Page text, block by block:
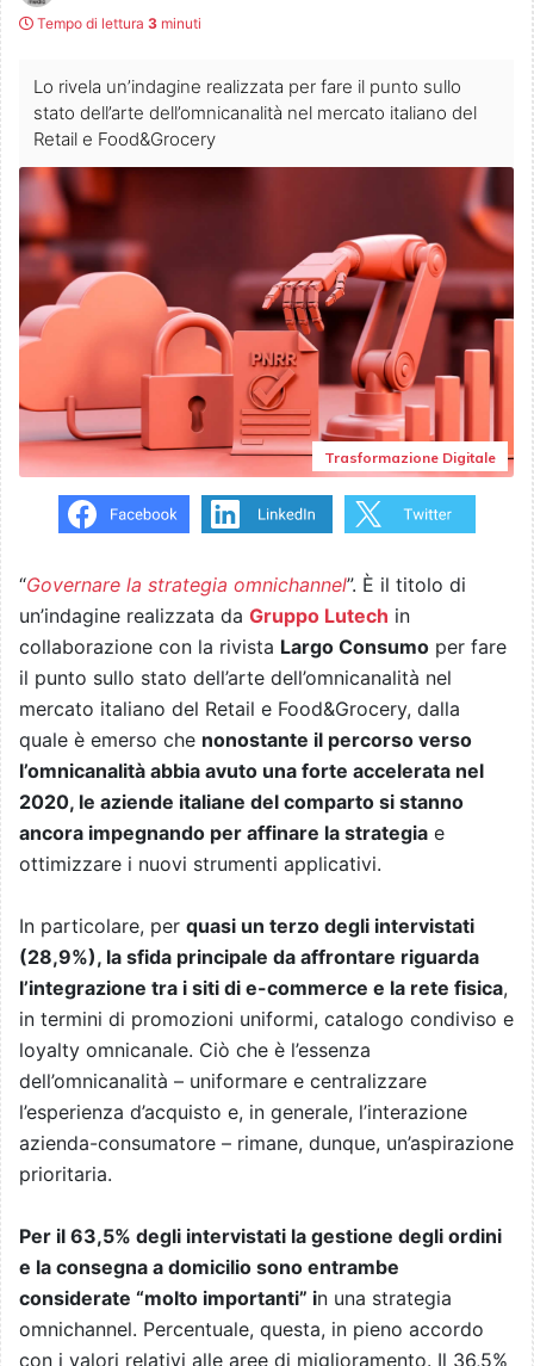
Tempo di lettura 3 minuti
Lo rivela un’indagine realizzata per fare il punto sullo
stato dell’arte dell’omnicanalità nel mercato italiano del
Retail e Food&Grocery
Trasformazione Digitale
“Governare la strategia omnichannel”. È il titolo di
un’indagine realizzata da Gruppo Lutech in
collaborazione con la rivista Largo Consumo per fare
il punto sullo stato dell’arte dell’omnicanalità nel
mercato italiano del Retail e Food&Grocery, dalla
quale è emerso che nonostante il percorso verso
l’omnicanalità abbia avuto una forte accelerata nel
2020, le aziende italiane del comparto si stanno
ancora impegnando per affinare la strategia e
ottimizzare i nuovi strumenti applicativi.
In particolare, per quasi un terzo degli intervistati
(28,9%), la sfida principale da affrontare riguarda
l’integrazione tra i siti di e-commerce e la rete fisica,
in termini di promozioni uniformi, catalogo condiviso e
loyalty omnicanale. Ciò che è l’essenza
dell’omnicanalità – uniformare e centralizzare
l’esperienza d’acquisto e, in generale, l’interazione
azienda-consumatore – rimane, dunque, un’aspirazione
prioritaria.
Per il 63,5% degli intervistati la gestione degli ordini
e la consegna a domicilio sono entrambe
considerate “molto importanti” in una strategia
omnichannel. Percentuale, questa, in pieno accordo
con i valori relativi alle aree di miglioramento. Il 36,5%